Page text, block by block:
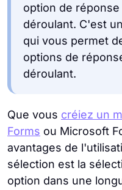
option de
déroulant. C'est
qui vous permet
options de
déroulant.
Que vous créiez un
Forms ou Microsoft
avantages de
sélection est la
option dans une